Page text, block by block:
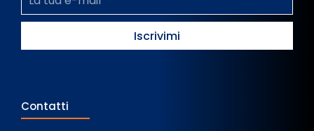
Contatti